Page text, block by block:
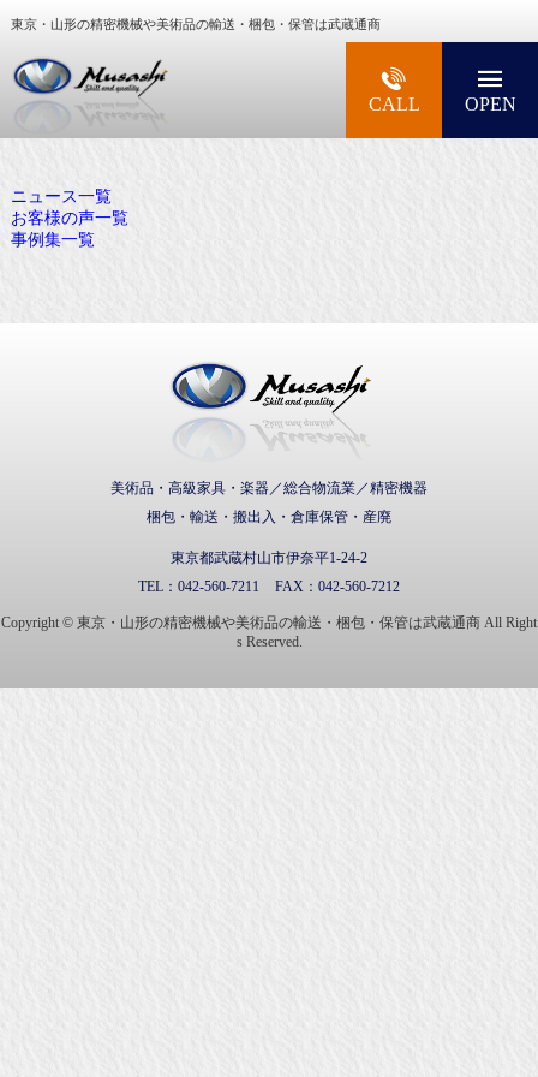
東京・山形の精密機械や美術品の輸送・梱包・保管は武蔵通商
大型精密機械・美術品・高級楽器の梱包・輸送
CALL OPEN
ニュース一覧
お客様の声一覧
事例集一覧
美術品・高級家具・楽器／総合物流業／精密機器
梱包・輸送・搬出入・倉庫保管・産廃
東京都武蔵村山市伊奈平1-24-2
TEL： 042-560-7211 FAX： 042-560-7212
Copyright © 東京・山形の精密機械や美術品の輸送・梱包・保管は武蔵通商 All Right
s Reserved.